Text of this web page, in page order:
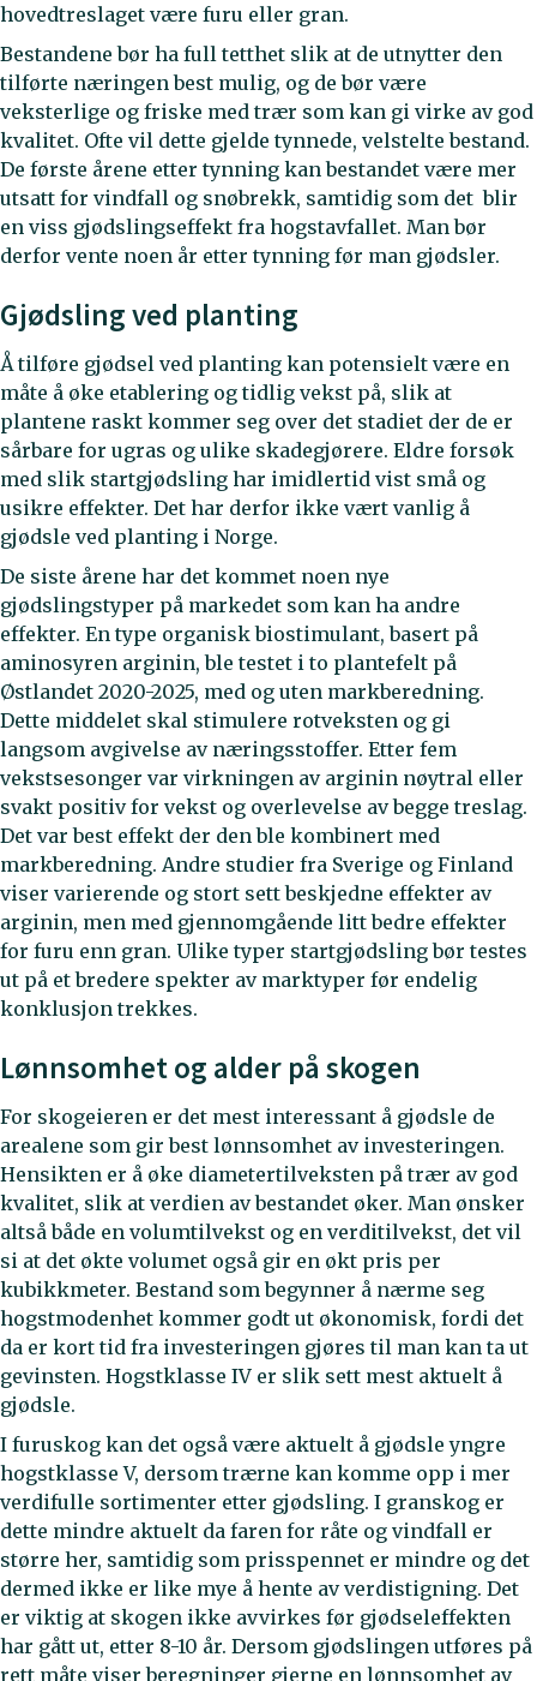
hovedtreslaget være furu eller gran.
Bestandene bør ha full tetthet slik at de utnytter den
tilførte næringen best mulig, og de bør være
veksterlige og friske med trær som kan gi virke av god
kvalitet. Ofte vil dette gjelde tynnede, velstelte bestand.
De første årene etter tynning kan bestandet være mer
utsatt for vindfall og snøbrekk, samtidig som det blir
en viss gjødslingseffekt fra hogstavfallet. Man bør
derfor vente noen år etter tynning før man gjødsler.
Gjødsling ved planting
Å tilføre gjødsel ved planting kan potensielt være en
måte å øke etablering og tidlig vekst på, slik at
plantene raskt kommer seg over det stadiet der de er
sårbare for ugras og ulike skadegjørere. Eldre forsøk
med slik startgjødsling har imidlertid vist små og
usikre effekter. Det har derfor ikke vært vanlig å
gjødsle ved planting i Norge.
De siste årene har det kommet noen nye
gjødslingstyper på markedet som kan ha andre
effekter. En type organisk biostimulant, basert på
aminosyren arginin, ble testet i to plantefelt på
Østlandet 2020-2025, med og uten markberedning.
Dette middelet skal stimulere rotveksten og gi
langsom avgivelse av næringsstoffer. Etter fem
vekstsesonger var virkningen av arginin nøytral eller
svakt positiv for vekst og overlevelse av begge treslag.
Det var best effekt der den ble kombinert med
markberedning. Andre studier fra Sverige og Finland
viser varierende og stort sett beskjedne effekter av
arginin, men med gjennomgående litt bedre effekter
for furu enn gran. Ulike typer startgjødsling bør testes
ut på et bredere spekter av marktyper før endelig
konklusjon trekkes.
Lønnsomhet og alder på skogen
For skogeieren er det mest interessant å gjødsle de
arealene som gir best lønnsomhet av investeringen.
Hensikten er å øke diametertilveksten på trær av god
kvalitet, slik at verdien av bestandet øker. Man ønsker
altså både en volumtilvekst og en verditilvekst, det vil
si at det økte volumet også gir en økt pris per
kubikkmeter. Bestand som begynner å nærme seg
hogstmodenhet kommer godt ut økonomisk, fordi det
da er kort tid fra investeringen gjøres til man kan ta ut
gevinsten. Hogstklasse IV er slik sett mest aktuelt å
gjødsle.
I furuskog kan det også være aktuelt å gjødsle yngre
hogstklasse V, dersom trærne kan komme opp i mer
verdifulle sortimenter etter gjødsling. I granskog er
dette mindre aktuelt da faren for råte og vindfall er
større her, samtidig som prisspennet er mindre og det
dermed ikke er like mye å hente av verdistigning. Det
er viktig at skogen ikke avvirkes før gjødseleffekten
har gått ut, etter 8-10 år. Dersom gjødslingen utføres på
rett måte viser beregninger gjerne en lønnsomhet av